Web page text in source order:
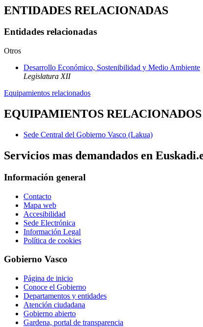
ENTIDADES RELACIONADAS
Entidades relacionadas
Otros
Desarrollo Económico, Sostenibilidad y Medio Ambiente
Legislatura XII
Equipamientos relacionados
EQUIPAMIENTOS RELACIONADOS
Sede Central del Gobierno Vasco (Lakua)
Servicios mas demandados en
Información general
Contacto
Mapa web
Accesibilidad
Sede Electrónica
Información Legal
Política de cookies
Gobierno Vasco
Página de inicio
Conoce el Gobierno
Departamentos y entidades
Atención ciudadana
Gobierno abierto
Gardena, portal de transparencia